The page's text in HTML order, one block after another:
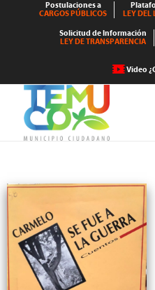
Postulaciones a
CARGOS PÚBLICOS
LEY DEL
Solicitud de Información
LEY DE TRANSPARENCIA
Video